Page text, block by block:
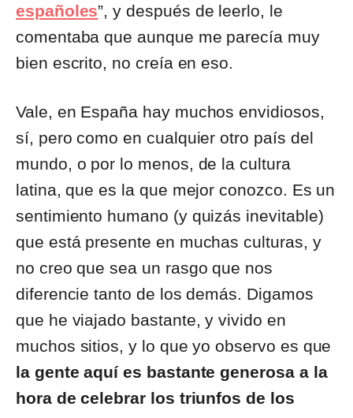
españoles”, y después de leerlo, le
comentaba que aunque me parecía muy
bien escrito, no creía en eso.
Vale, en España hay muchos envidiosos,
sí, pero como en cualquier otro país del
mundo, o por lo menos, de la cultura
latina, que es la que mejor conozco. Es un
sentimiento humano (y quizás inevitable)
que está presente en muchas culturas, y
no creo que sea un rasgo que nos
diferencie tanto de los demás. Digamos
que he viajado bastante, y vivido en
muchos sitios, y lo que yo observo es que
la gente aquí es bastante generosa a la
hora de celebrar los triunfos de los